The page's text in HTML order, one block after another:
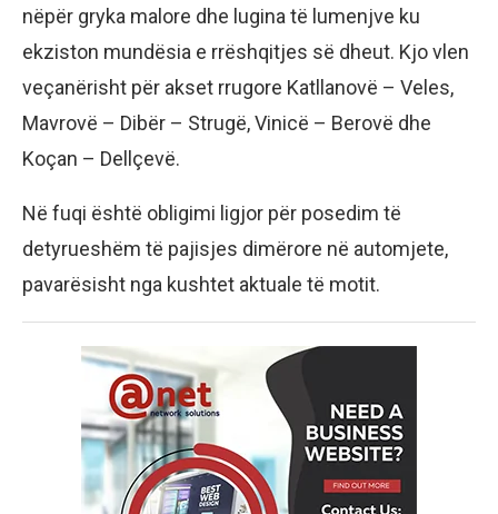
nëpër gryka malore dhe lugina të lumenjve ku
ekziston mundësia e rrëshqitjes së dheut. Kjo vlen
veçanërisht për akset rrugore Katllanovë – Veles,
Mavrovë – Dibër – Strugë, Vinicë – Berovë dhe
Koçan – Dellçevë.
Në fuqi është obligimi ligjor për posedim të
detyrueshëm të pajisjes dimërore në automjete,
pavarësisht nga kushtet aktuale të motit.